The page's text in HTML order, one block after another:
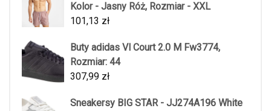
Kolor - Jasny Róż, Rozmiar - XXL
101,13 zł
Buty adidas Vl Court 2.0 M Fw3774,
Rozmiar: 44
307,99 zł
Sneakersy BIG STAR - JJ274A196 White